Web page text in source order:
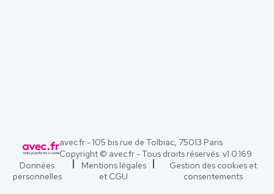
avec.fr - 105 bis rue de Tolbiac, 75013 Paris
Copyright © avec.fr - Tous droits réservés. v1.0.169
Données
personnelles
Mentions légales
et CGU
Gestion des cookies et
consentements